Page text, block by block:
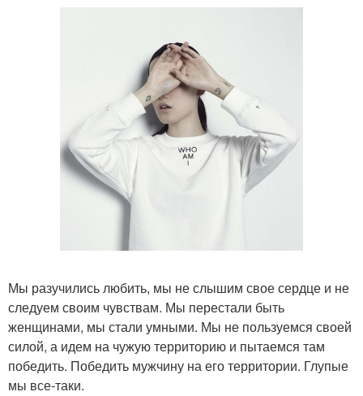
Мы разучились любить, мы не слышим свое сердце и не
следуем своим чувствам. Мы перестали быть
женщинами, мы стали умными. Мы не пользуемся своей
силой, а идем на чужую территорию и пытаемся там
победить. Победить мужчину на его территории. Глупые
мы все-таки.